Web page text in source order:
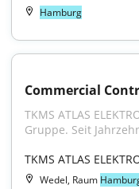
Hamburg
Commercial
TKMS ATLAS
Gruppe. Seit
TKMS ATLAS
Wedel, Raum